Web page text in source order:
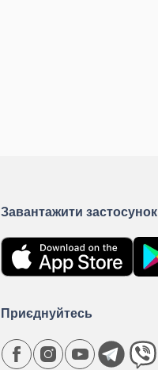
Завантажити застосунок
Приєднуйтесь